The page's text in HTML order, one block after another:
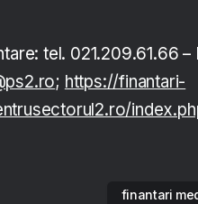
tel. 021.209.61.66
; https://finantari-
finantari